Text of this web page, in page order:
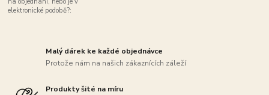
elektronické podobě?:
Malý dárek ke každé objednávce
Protože nám na našich zákaznících záleží
Produkty šité na míru